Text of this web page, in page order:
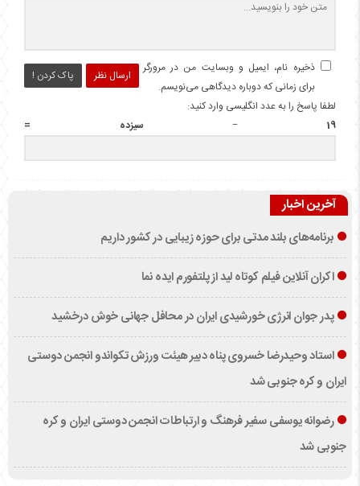
ارسال نظر پاک کردن !
ذخیره نام، ایمیل و وبسایت من در مرورگر
برای زمانی که دوباره دیدگاهی می‌نویسم.
لطفا پاسخ را به عدد انگلیسی وارد کنید:
19 − سیزده =
آخرین اخبار
برنامه‌های بلند مدتی برای حوزه زیبایی در کشور داریم
اکران آنلاین فیلم کوتاه لید از پلتفورم ایده نما
پدر جوان انرژی خورشیدی ایران در محافل جهانی خوش درخشید
استاد وحیدرضا خسروی پناه دبیر هیئت ورزش تکواندو انجمن دوستی
ایران و کره جنوبی شد
رضوانه یوسفی سفیر فرهنگ و ارتباطات انجمن دوستی ایران و کره
جنوبی شد